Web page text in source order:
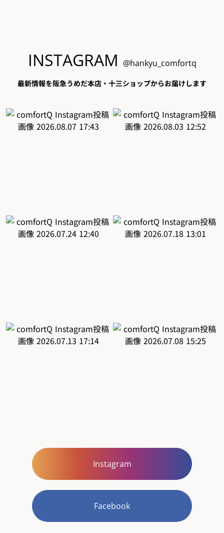
INSTAGRAM @hankyu_comfortq
最新情報を阪急うめだ本店・十三ショップからお届けします
Instagram
Facebook